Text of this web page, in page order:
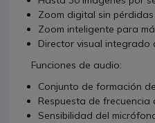
Zoom digital sin
Zoom inteligente para
Director visual integrado
Funciones de audio:
Conjunto de formación
Respuesta de
Sensibilidad del